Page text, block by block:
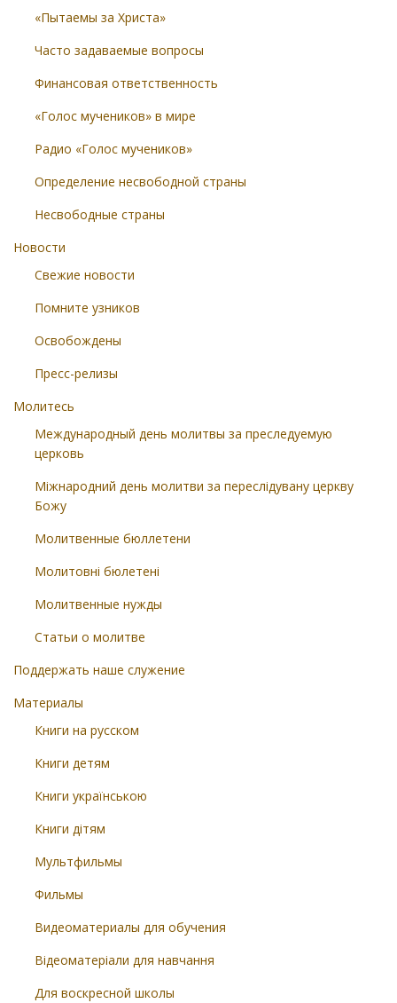
«Пытаемы за Христа»
Часто задаваемые вопросы
Финансовая ответственность
«Голос мучеников» в мире
Радио «Голос мучеников»
Определение несвободной страны
Несвободные страны
Новости
Свежие новости
Помните узников
Освобождены
Пресс-релизы
Молитесь
Международный день молитвы за преследуемую
церковь
Міжнародний день молитви за переслідувану церкву
Божу
Молитвенные бюллетени
Молитовні бюлетені
Молитвенные нужды
Статьи о молитве
Поддержать наше служение
Материалы
Книги на русском
Книги детям
Книги українською
Книги дітям
Мультфильмы
Фильмы
Видеоматериалы для обучения
Відеоматеріали для навчання
Для воскресной школы